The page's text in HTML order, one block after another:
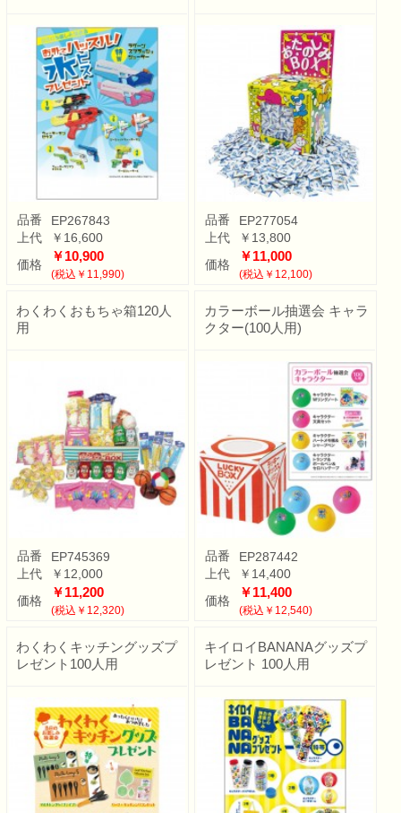
品番
EP267843
上代
￥16,600
価格
￥10,900
(税込￥11,990)
品番
EP277054
上代
￥13,800
価格
￥11,000
(税込￥12,100)
わくわくおもちゃ箱120人
用
品番
EP745369
上代
￥12,000
価格
￥11,200
(税込￥12,320)
カラーボール抽選会 キャラ
クター(100人用)
品番
EP287442
上代
￥14,400
価格
￥11,400
(税込￥12,540)
わくわくキッチングッズプ
レゼント100人用
キイロイBANANAグッズプ
レゼント 100人用